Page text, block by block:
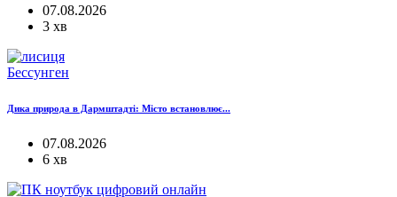
07.08.2026
3 хв
Бессунген
Дика природа в Дармштадті: Місто встановлює...
07.08.2026
6 хв